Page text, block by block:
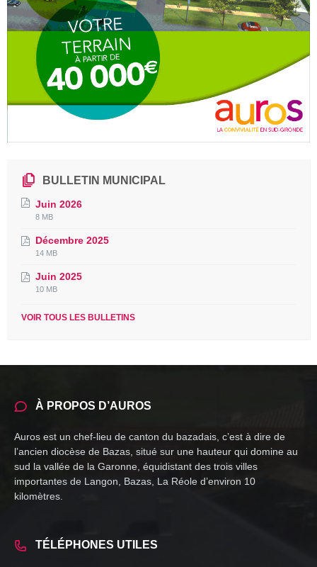
BULLETIN MUNICIPAL
Juin 2026
File
pdf
File
8 MB
Décembre 2025
File
pdf
File
14 MB
Juin 2025
File
pdf
File
10 MB
VOIR TOUS LES BULLETINS
À PROPOS D’AUROS
Auros est un chef-lieu de canton du bazadais, c’est à dire de
l’ancien diocèse de Bazas, situé sur une hauteur qui domine au
sud la vallée de la Garonne, équidistant des trois villes
importantes de Langon, Bazas, La Réole d’environ 10
kilomètres.
TÉLÉPHONES UTILES